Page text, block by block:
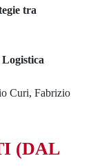
tra
Curi, Fabrizio
(DAL